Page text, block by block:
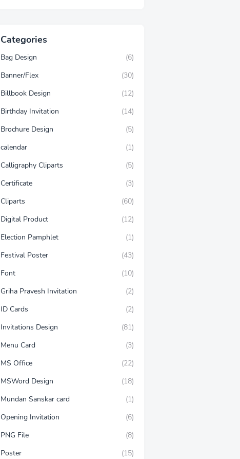
Categories
Bag Design
(6)
Banner/Flex
(30)
Billbook Design
(12)
Birthday Invitation
(14)
Brochure Design
(5)
calendar
(1)
Calligraphy Cliparts
(5)
Certificate
(3)
Cliparts
(60)
Digital Product
(12)
Election Pamphlet
(1)
Festival Poster
(43)
Font
(10)
Griha Pravesh Invitation
(2)
ID Cards
(2)
Invitations Design
(81)
Menu Card
(3)
MS Office
(22)
MSWord Design
(18)
Mundan Sanskar card
(1)
Opening Invitation
(6)
PNG File
(8)
Poster
(15)